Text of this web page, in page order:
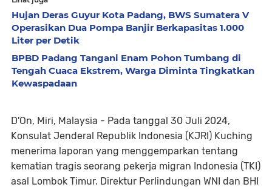
Hujan Deras Guyur Kota Padang, BWS Sumatera V
Operasikan Dua Pompa Banjir Berkapasitas 1.000
Liter per Detik
BPBD Padang Tangani Enam Pohon Tumbang di
Tengah Cuaca Ekstrem, Warga Diminta Tingkatkan
Kewaspadaan
D'On, Miri, Malaysia - Pada tanggal 30 Juli 2024,
Konsulat Jenderal Republik Indonesia (KJRI) Kuching
menerima laporan yang menggemparkan tentang
kematian tragis seorang pekerja migran Indonesia (TKI)
asal Lombok Timur. Direktur Perlindungan WNI dan BHI